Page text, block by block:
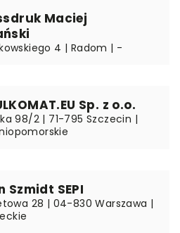
Maciej
4 | Radom | -
Sp. z o.o.
98/2 | 71-795 Szczecin |
Szmidt SEPI
28 | 04-830 Warszawa |